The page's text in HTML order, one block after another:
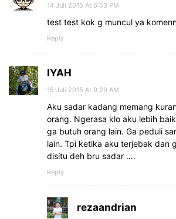
14 Juli 2015 At 6:53 PM
test test kok g muncul ya
Reply
IYAH
15 Juli 2015 At 9:29 AM
Aku sadar kadang memang
orang. Ngerasa klo aku lebih
ga butuh orang lain. Ga peduli
lain. Tpi ketika aku terjebak dan
disitu deh bru sadar ….
Reply
rezaandrian